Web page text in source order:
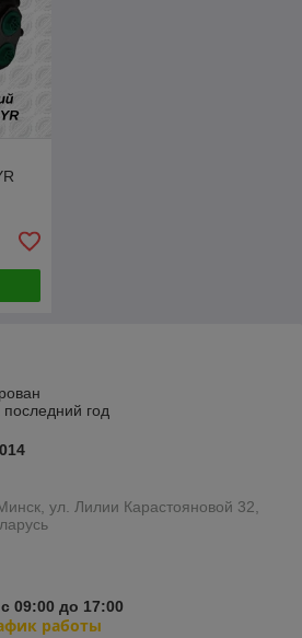
год
ул. Лилии Карастояновой 32,
09:00 до 17:00
работы